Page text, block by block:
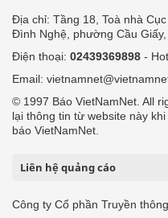
Địa chỉ: Tầng 18, Toà nhà
Đình Nghệ, phường Cầu Giấy,
Điện thoại: 02439369898 -
Email:
© 1997 Báo VietNamNet. All
lại thông tin từ website này
báo VietNamNet.
Liên hệ quảng cáo
Công ty Cổ phần Truyền